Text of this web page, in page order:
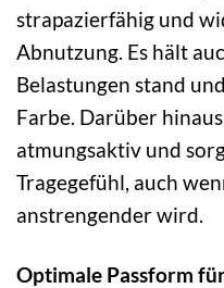
strapazierfähig und
Abnutzung. Es hält
Belastungen stand
Farbe. Darüber
atmungsaktiv und
Tragegefühl, auch
anstrengender wird.
Optimale Passform